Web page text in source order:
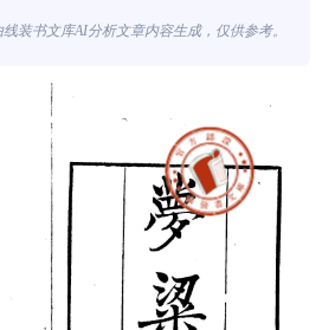
装书文库AI分析文章内容生成，仅供参考。